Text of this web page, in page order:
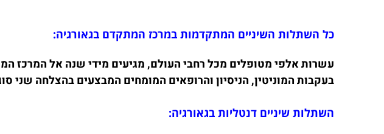
כל השתלות השיניים המתקדמות במרכז המתקדם בגאורגיה:
עשרות אלפי מטופלים מכל רחבי העולם, מגיעים מידי שנה אל המרכז
בעקבות המוניטין, הניסיון והרופאים המומחים המבצעים בהצלחה שני
השתלות שיניים דנטליות בגאורגיה: